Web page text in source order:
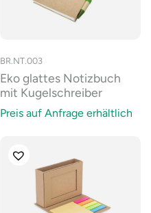
BR.NT.003
Eko glattes Notizbuch
mit Kugelschreiber
Preis auf Anfrage erhältlich